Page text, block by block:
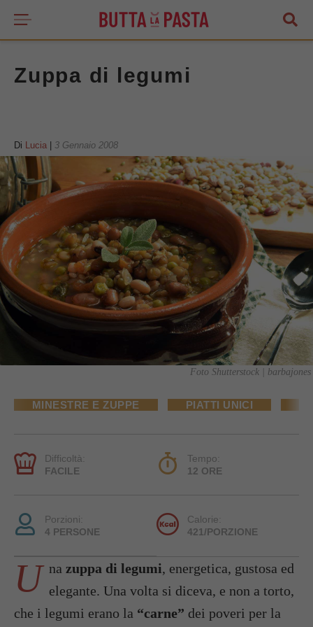
Zuppa di legumi
Di Lucia 3 Gennaio 2008
Foto Shutterstock | barbajones
MINESTRE E ZUPPE PIATTI UNICI
Difficoltà:
FACILE
Tempo:
12 ORE
Porzioni:
4 PERSONE
Calorie:
421/PORZIONE
U na zuppa di legumi, energetica, gustosa ed
elegante. Una volta si diceva, e non a torto,
che i legumi erano la “carne” dei poveri per la